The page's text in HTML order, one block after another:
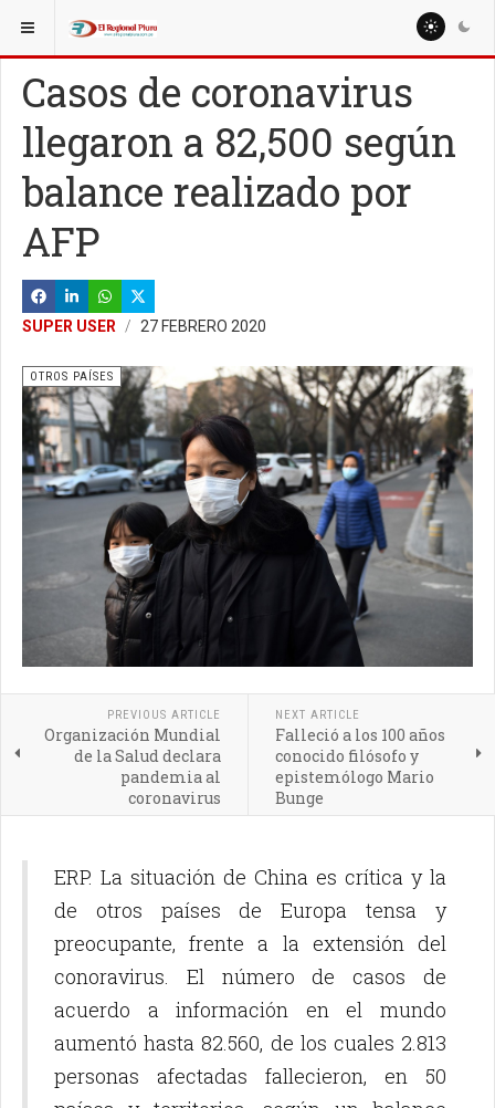
ESTÁ AQUÍ: MUNDO
Casos de coronavirus
llegaron a 82,500 según
balance realizado por
AFP
SUPER USER 27 FEBRERO 2020
OTROS PAÍSES
PREVIOUS ARTICLE
Organización Mundial
de la Salud declara
pandemia al
coronavirus
NEXT ARTICLE
Falleció a los 100 años
conocido filósofo y
epistemólogo Mario
Bunge
ERP. La situación de China es crítica y la
de otros países de Europa tensa y
preocupante, frente a la extensión del
conoravirus. El número de casos de
acuerdo a información en el mundo
aumentó hasta 82.560, de los cuales 2.813
personas afectadas fallecieron, en 50